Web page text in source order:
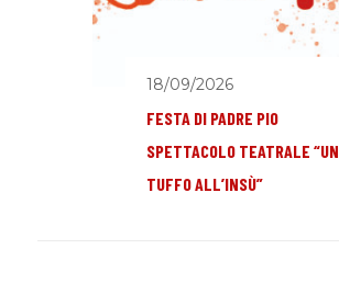
18/09/2026
FESTA DI PADRE PIO
SPETTACOLO TEATRALE “UN
TUFFO ALL’INSÙ”